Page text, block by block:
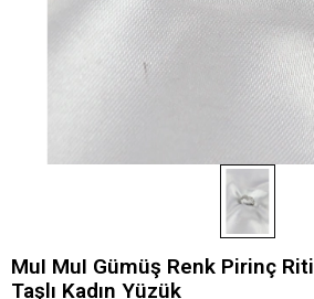
MuI MuI Gümüş Renk Pirinç
Taşlı Kadın Yüzük